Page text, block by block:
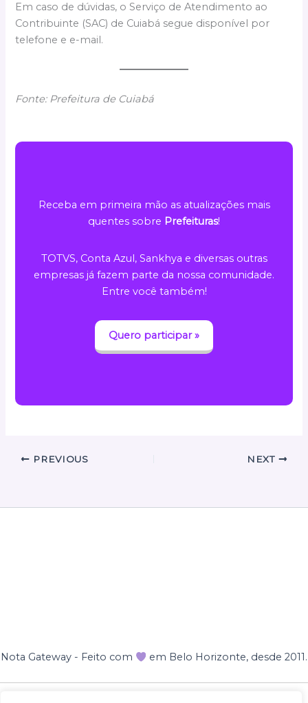
Em caso de dúvidas, o Serviço de Atendimento ao
Contribuinte (SAC) de Cuiabá segue disponível por
telefone e e-mail.
Fonte: Prefeitura de Cuiabá
Receba em primeira mão as atualizações mais
quentes sobre Prefeituras!
TOTVS, Conta Azul, Sankhya e diversas outras
empresas já fazem parte da nossa comunidade.
Entre você também!
Quero participar »
PREVIOUS NEXT
Nota Gateway - Feito com em Belo Horizonte, desde 2011.